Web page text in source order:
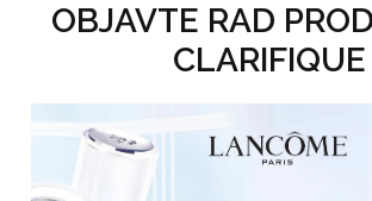
OBJAVTE RAD
CLARIFIQUE